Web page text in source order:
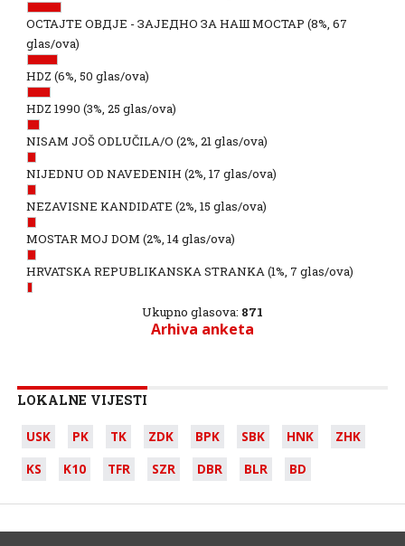
ОСТАЈТЕ ОВДЈЕ - ЗАЈЕДНО ЗА НАШ МОСТАР (8%, 67
glas/ova)
HDZ (6%, 50 glas/ova)
HDZ 1990 (3%, 25 glas/ova)
NISAM JOŠ ODLUČILA/O (2%, 21 glas/ova)
NIJEDNU OD NAVEDENIH (2%, 17 glas/ova)
NEZAVISNE KANDIDATE (2%, 15 glas/ova)
MOSTAR MOJ DOM (2%, 14 glas/ova)
HRVATSKA REPUBLIKANSKA STRANKA(1%, 7 glas/ova)
Ukupno glasova: 871
Arhiva anketa
LOKALNE VIJESTI
USK PK TK ZDK BPK SBK HNK
ZHK
KS
K10 TFR SZR DBR BLR BD